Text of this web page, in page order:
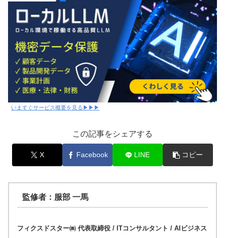
いますぐサービス概要を見る▶▶▶
この記事をシェアする
X Facebook LINE コピー
監修者：服部 一馬
フィクスドスター㈱ 代表取締役 / ITコンサルタント / AIビジネス